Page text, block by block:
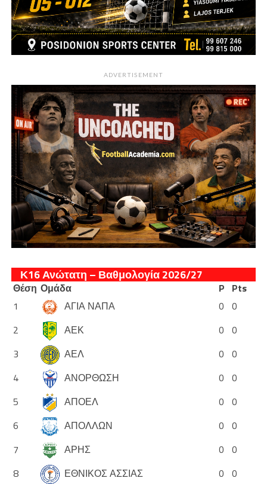
ADVERTISEMENT
Κ16 Ανώτατη – Βαθμολογία 2026/27
Θέση Ομάδα P Pts
1
ΑΓΙΑ ΝΑΠΑ 0 0
2
ΑΕΚ 0 0
3
ΑΕΛ 0 0
4
ΑΝΟΡΘΩΣΗ 0 0
5
ΑΠΟΕΛ 0 0
6
ΑΠΟΛΛΩΝ 0 0
7
ΑΡΗΣ 0 0
8
ΕΘΝΙΚΟΣ ΑΣΣΙΑΣ 0 0